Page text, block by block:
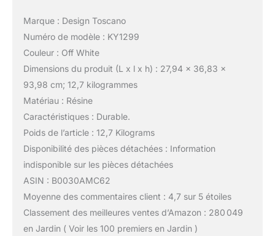
Marque : Design Toscano
Numéro de modèle : KY1299
Couleur : Off White
Dimensions du produit (L x l x h) : 27,94 x 36,83 x
93,98 cm; 12,7 kilogrammes
Matériau : Résine
Caractéristiques : Durable.
Poids de l’article : 12,7 Kilograms
Disponibilité des pièces détachées : Information
indisponible sur les pièces détachées
ASIN : B0030AMC62
Moyenne des commentaires client : 4,7 sur 5 étoiles
Classement des meilleures ventes d’Amazon : 280 049
en Jardin ( Voir les 100 premiers en Jardin )